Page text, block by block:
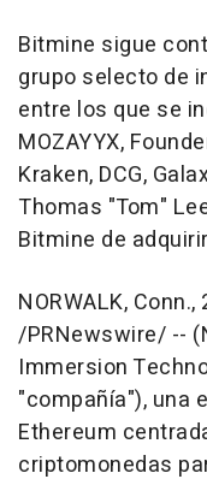
Bitmine sigue
grupo selecto de
entre los que se
MOZAYYX,
Kraken, DCG,
Thomas "Tom"
Bitmine de
NORWALK, Conn.,
/PRNewswire/ --
Immersion
"compañía"), una
Ethereum
criptomonedas